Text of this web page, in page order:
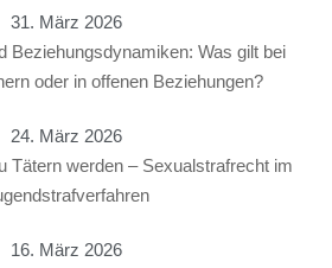
31. März 2026
Beziehungsdynamiken: Was gilt bei
oder in offenen Beziehungen?
24. März 2026
Tätern werden – Sexualstrafrecht im
16. März 2026